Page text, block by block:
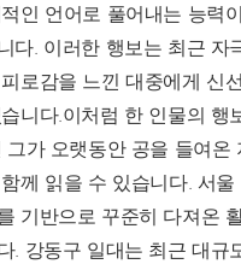
인 언어로 풀어내는 능력
다. 이러한 행보는 최근 자
로감을 느낀 대중에게 신
니다.이처럼 한 인물의 행
그가 오랫동안 공을 들여온
께 읽을 수 있습니다. 서
기반으로 꾸준히 다져온
. 강동구 일대는 최근 대규